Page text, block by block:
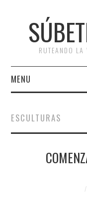
RUTEANDO
MENU
RUTAS
ESCAPADAS
ESCULTURAS